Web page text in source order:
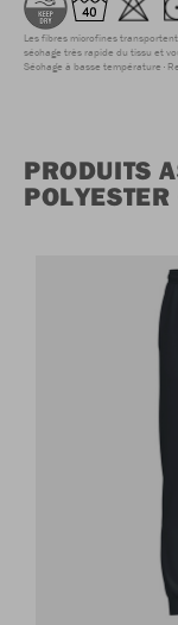
Les fibres microfines
séchage très rapide du tissu et
Séchage à basse température
PRODUITS
POLYESTER